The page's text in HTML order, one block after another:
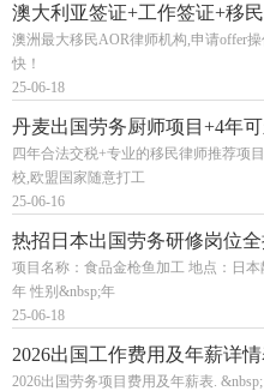
澳大利亚签证+工作签证+移
澳洲最大移民AOR律师机构,申请offer
快！
25-06-18
丹麦出国劳务厨师项目+4年
四年合法交税+专业的移民律师推荐项
校,欧盟国家随意打工
25-06-16
热招日本出国劳务研修岗位
项目名称：食品金枪鱼加工 地点：日
年 性别&nbsp;年
25-06-18
2026出国工作费用及年薪详
2026出国劳务项目费用及年薪表. &nbsp;